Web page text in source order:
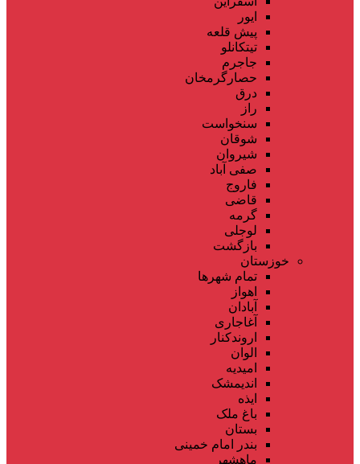
ایور
پیش قلعه
تیتکانلو
جاجرم
حصارگرمخان
درق
راز
سنخواست
شوقان
شیروان
صفی آباد
فاروج
قاضی
گرمه
لوجلی
بازگشت
خوزستان
تمام شهر‌ها
اهواز
آبادان
آغاجاری
اروندکنار
الوان
امیدیه
اندیمشک
ایذه
باغ ملک
بستان
بندر امام خمینی
ماهشهر